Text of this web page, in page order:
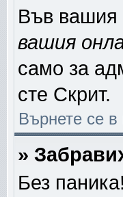
Във вашия
вашия
само за
сте Скрит.
Върнете се в
»
Без